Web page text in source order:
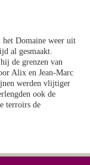
het Domaine weer uit
al gesmaakt.
de grenzen van
Alix en Jean-Marc
werden vlijtiger
ook de
terroirs de